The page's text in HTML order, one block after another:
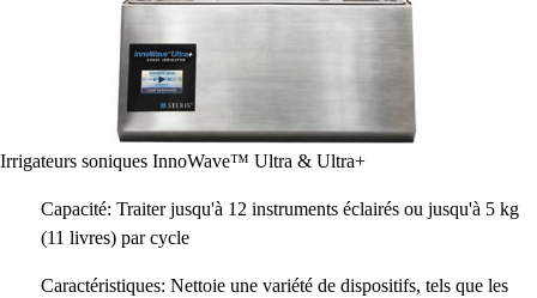
Irrigateurs soniques InnoWave™ Ultra & Ultra+
Capacité: Traiter jusqu'à 12 instruments éclairés ou jusqu'à 5 kg
(11 livres) par cycle
Caractéristiques: Nettoie une variété de dispositifs, tels que les